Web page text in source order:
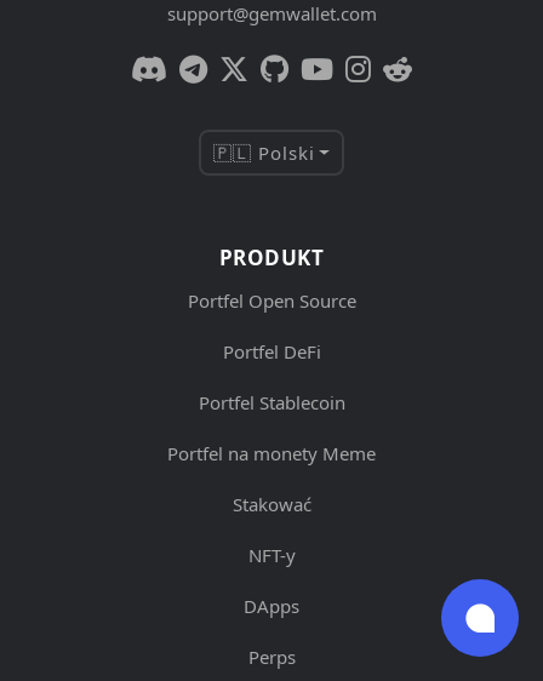
support@gemwallet.com
🇵🇱 Polski
PRODUKT
Portfel Open Source
Portfel DeFi
Portfel Stablecoin
Portfel na monety Meme
Stakować
NFT-y
DApps
Perps